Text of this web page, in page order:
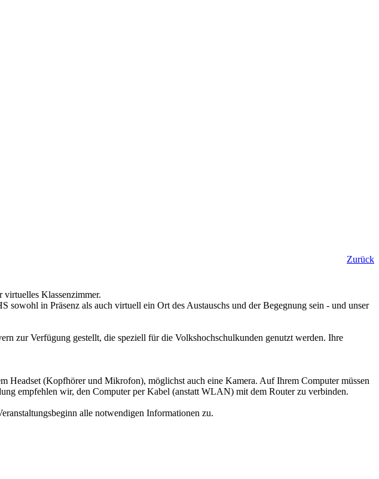
Zurück
Klassenzimmer.
in Präsenz als auch virtuell ein Ort des Austauschs und der Begegnung sein - und unser
zur Verfügung gestellt, die speziell für die Volkshochschulkunden genutzt werden. Ihre
Headset (Kopfhörer und Mikrofon), möglichst auch eine Kamera. Auf Ihrem Computer müssen
empfehlen wir, den Computer per Kabel (anstatt WLAN) mit dem Router zu verbinden.
alle notwendigen Informationen zu.